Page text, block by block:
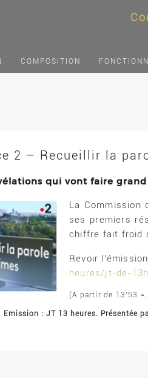
COMPOSITION
2 – Recueillir la
qui vont faire
La Commission
ses premiers
chiffre fait froid
Revoir
heures/jt-de-
(A partir de 13’53 ».
Emission : JT 13 heures. Présentée